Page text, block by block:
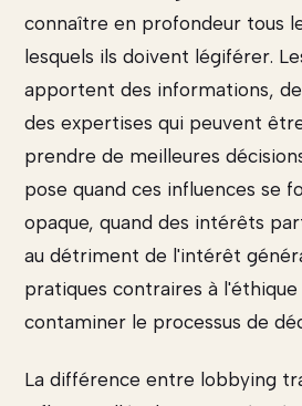
connaître en profondeur tous
lesquels ils doivent légiférer.
apportent des informations,
des expertises qui peuvent
prendre de meilleures
pose quand ces influences se
opaque, quand des intérêts
au détriment de l'intérêt
pratiques contraires à
contaminer le processus de
La différence entre lobbying